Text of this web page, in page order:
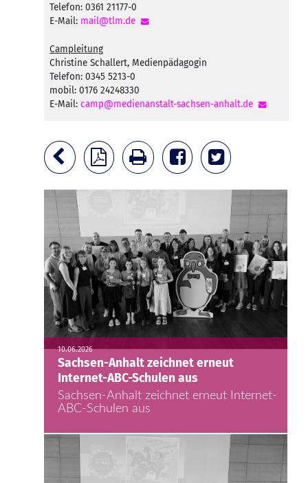
Telefon: 0361 21177-0
E-Mail: mail@tlm.de
Campleitung
Christine Schallert, Medienpädagogin
Telefon: 0345 5213-0
mobil: 0176 24248330
E-Mail: camp@medienanstalt-sachsen-anhalt.de
10.06.2026
Sachsen-Anhalt zeichnet erneut
Internet-ABC-Schulen aus
Sachsen-Anhalt zeichnet erneut Internet-
ABC-Schulen aus